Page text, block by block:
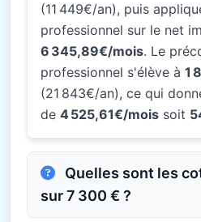
(11 449€/an), puis
professionnel sur le net
6 345,89€/mois. Le
professionnel s'élève à 1
(21 843€/an), ce qui
de 4 525,61€/mois soit
sur 7 300 € ?